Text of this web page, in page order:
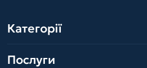
Категорії
Послуги